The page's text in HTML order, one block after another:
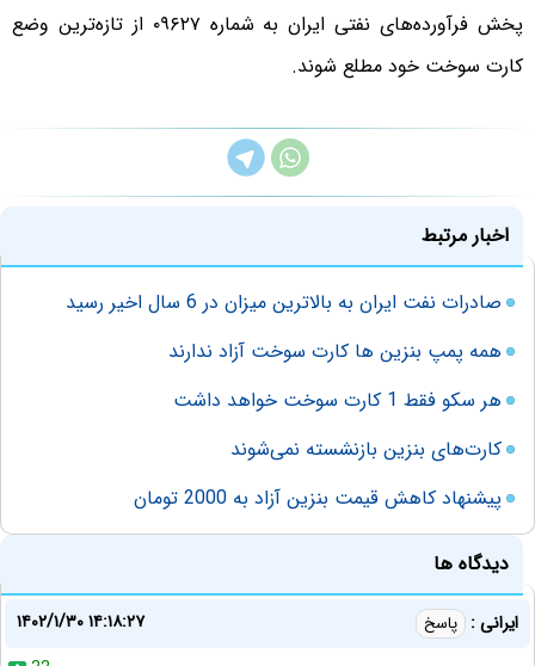
پخش فرآورده‌های نفتی ایران به شماره ۰۹۶۲۷ از تازه‌ترین وضع
کارت سوخت خود مطلع شوند.
اخبار مرتبط
صادرات نفت ایران به بالاترین میزان در 6 سال اخیر رسید
همه پمپ بنزین ها کارت سوخت آزاد ندارند
هر سکو فقط 1 کارت سوخت خواهد داشت
کارت‌های بنزین بازنشسته نمی‌شوند
پیشنهاد کاهش قیمت بنزین آزاد به 2000 تومان
دیدگاه ها
ایرانی : پاسخ
۱۴۰۲/۱/۳۰ ۱۴:۱۸:۲۷